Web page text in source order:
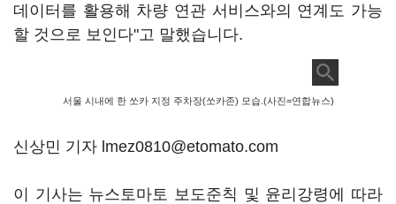
데이터를 활용해 차량 연관 서비스와의 연계도 가능
할 것으로 보인다"고 말했습니다.
서울 시내에 한 쏘카 지정 주차장(쏘카존) 모습.(사진=연합뉴스)
신상민 기자 lmez0810@etomato.com
이 기사는 뉴스토마토 보도준칙 및 윤리강령에 따라